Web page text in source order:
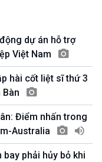
Việt Nam
tình biên giới và hải
biển, đảo Việt
VOV1
dự án hỗ trợ
Việt Nam
hài cốt liệt sĩ thứ 3
Điểm nhấn trong
Australia
bay phải hủy bỏ khi